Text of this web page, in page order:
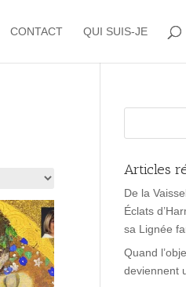
CONTACT QUI SUIS-JE
Articles
De la
Éclats
sa Lignée
Quand
deviennent